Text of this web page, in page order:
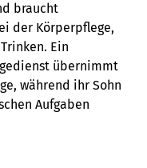
braucht
der Körperpflege,
Ein
übernimmt
während ihr Sohn
Aufgaben